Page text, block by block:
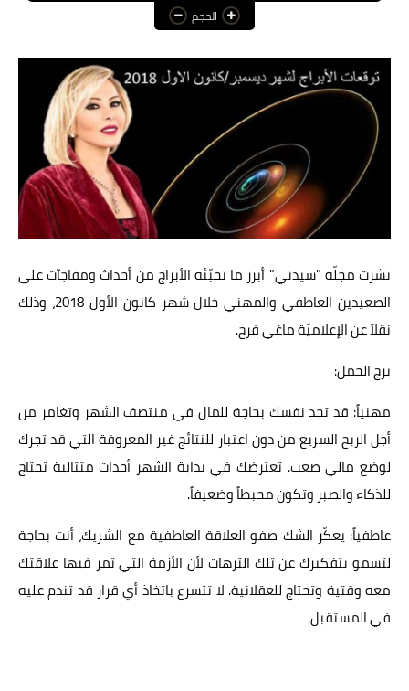
عالم المرأة
فن وثقافة
أخبار النجوم
أخبار العالم
الحجم
نشرت مجلّة "سيدتي" أبرز ما تخبّئه الأبراج من أحداث ومفاجآت على
الصعيدين العاطفي والمهني خلال شهر كانون الأول 2018، وذلك
نقلاً عن الإعلاميّة ماغي فرح.
برج الحمل:
مهنياً: قد تجد نفسك بحاجة للمال في منتصف الشهر وتغامر من
أجل الربح السريع من دون اعتبار للنتائج غير المعروفة التي قد تجرك
لوضع مالي صعب. تعترضك في بداية الشهر أحداث متتالية تحتاج
للذكاء والصبر وتكون محبطاً وضعيفاً.
عاطفياً: يعكّر الشك صفو العلاقة العاطفية مع الشريك، أنت بحاجة
لتسمو بتفكيرك عن تلك الترهات لأن الأزمة التي تمر فيها علاقتك
معه وقتية وتحتاج للعقلانية. لا تتسرع باتخاذ أي قرار قد تندم عليه
في المستقبل.